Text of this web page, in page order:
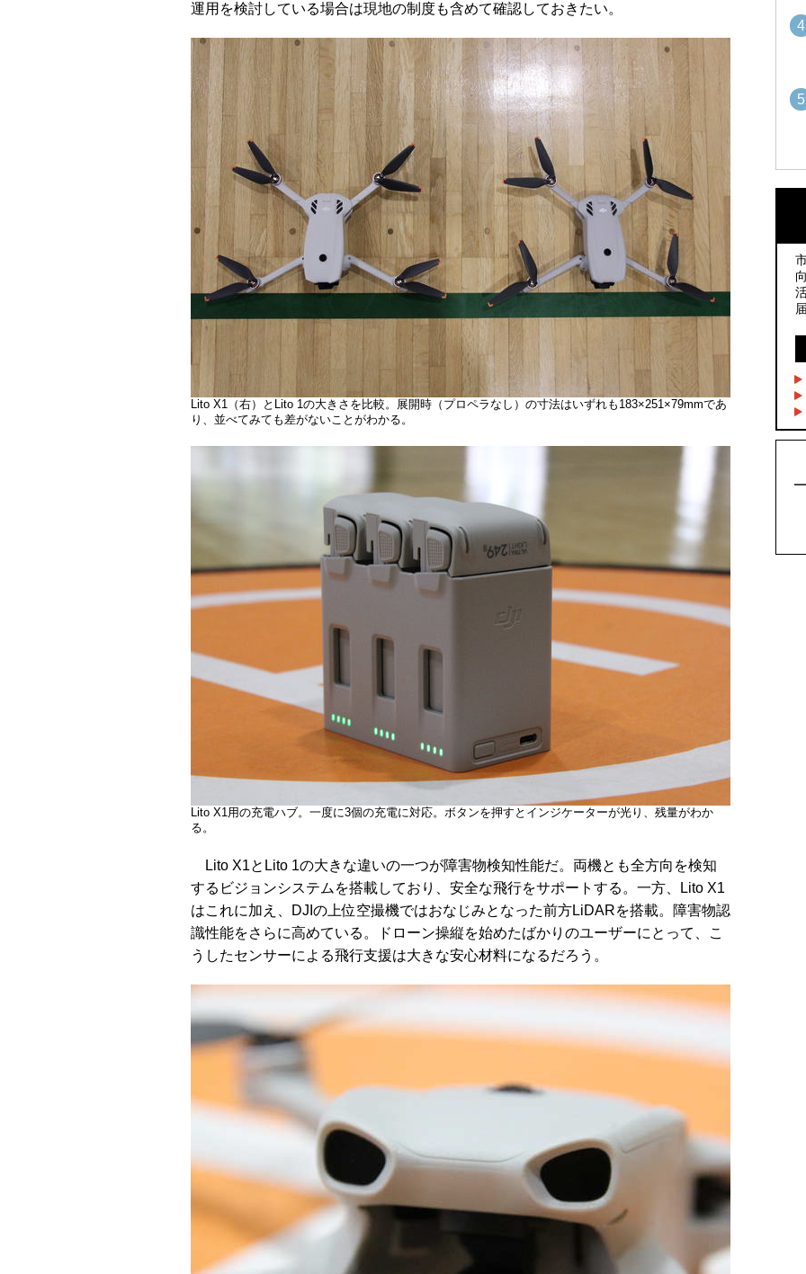
運用を検討している場合は現地の制度も含めて確認しておきたい。
Lito X1（右）とLito 1の大きさを比較。展開時（プロペラなし）の寸法はいずれも183×251×79mmであ
り、並べてみても差がないことがわかる。
Lito X1用の充電ハブ。一度に3個の充電に対応。ボタンを押すとインジケーターが光り、残量がわか
る。
Lito X1とLito 1の大きな違いの一つが障害物検知性能だ。両機とも全方向を検知
するビジョンシステムを搭載しており、安全な飛行をサポートする。一方、Lito X1
はこれに加え、DJIの上位空撮機ではおなじみとなった前方LiDARを搭載。障害物認
識性能をさらに高めている。ドローン操縦を始めたばかりのユーザーにとって、こ
うしたセンサーによる飛行支援は大きな安心材料になるだろう。
4
5
5